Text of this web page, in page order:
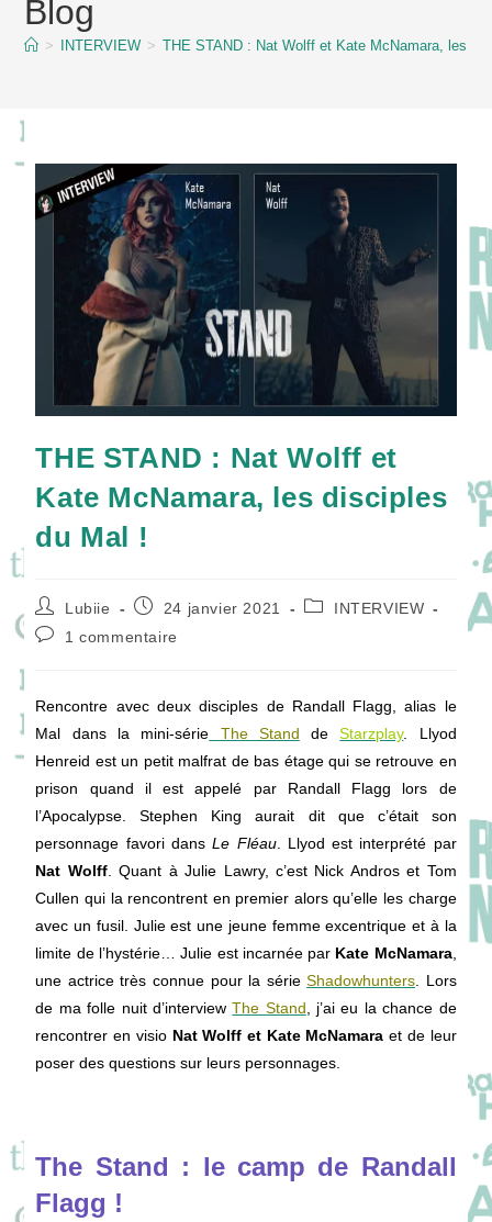
contentBlog
> INTERVIEW > THE STAND : Nat Wolff et Kate McNamara, les
THE STAND : Nat Wolff et
Kate McNamara, les disciples
du Mal !
Auteur/autrice
de
la
Lubiie
Publication
24 janvier 2021
PostINTERVIEW
Commentaires
1 commentaire
Rencontre avec deux disciples de Randall Flagg, alias le
Mal dans la mini-série The Stand deStarzplay. Llyod
Henreid est un petit malfrat de bas étage qui se retrouve en
prison quand il est appelé par Randall Flagg lors de
l’Apocalypse. Stephen King aurait dit que c’était son
personnage favori dansLe Fléau. Llyod est interprété par
Nat Wolff. Quant à Julie Lawry, c’est Nick Andros et Tom
Cullen qui la rencontrent en premier alors qu’elle les charge
avec un fusil. Julie est une jeune femme excentrique et à la
limite de l’hystérie… Julie est incarnée par Kate McNamara,
une actrice très connue pour la sérieShadowhunters . Lors
de ma folle nuit d’interviewThe Stand , j’ai eu la chance de
rencontrer en visio Nat Wolff et Kate McNamara et de leur
poser des questions sur leurs personnages.
The Stand : le camp de Randall
Flagg !